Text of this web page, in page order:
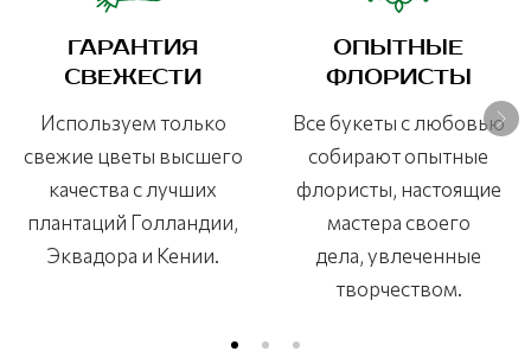
ГАРАНТИЯ
СВЕЖЕСТИ
Используем только
свежие цветы высшего
качества с лучших
плантаций Голландии,
Эквадора и Кении.
ОПЫТНЫЕ
ФЛОРИСТЫ
Все букеты с любовью
собирают опытные
флористы, настоящие
мастера своего
дела, увлеченные
творчеством.